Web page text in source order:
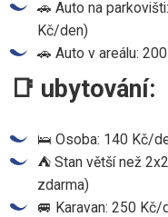
🚗 Auto na
Kč/den)
🚗 Auto v areálu:
📑 ubytování:
🛌 Osoba: 140 Kč/
⛺ Stan větší než
zdarma)
🚐 Karavan: 250 Kč/